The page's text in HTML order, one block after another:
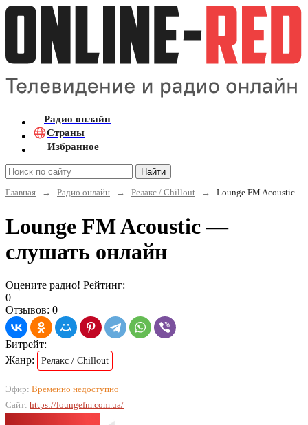
Радио онлайн
Страны
Избранное
Найти
Главная
→ Радио онлайн → Релакс / Chillout → Lounge FM Acoustic
Lounge FM Acoustic —
слушать онлайн
Оцените радио! Рейтинг:
0
Отзывов: 0
Битрейт:
Жанр:
Релакс / Chillout
Эфир: Временно недоступно
Сайт: https://loungefm.com.ua/